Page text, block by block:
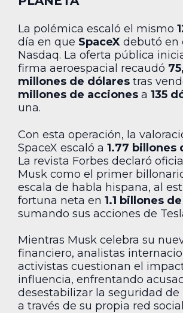
La polémica escaló el mismo
día en que SpaceX debutó en
Nasdaq. La oferta pública
firma aeroespacial recaudó
millones de dólares tras
millones de acciones a 135
una.
Con esta operación, la
SpaceX escaló a 1.77 billones
La revista Forbes declaró
Musk como el primer
escala de habla hispana, al
fortuna neta en 1.1 billones
sumando sus acciones de
Mientras Musk celebra su
financiero, analistas
activistas cuestionan el
influencia, enfrentando
desestabilizar la seguridad de
a través de su propia red